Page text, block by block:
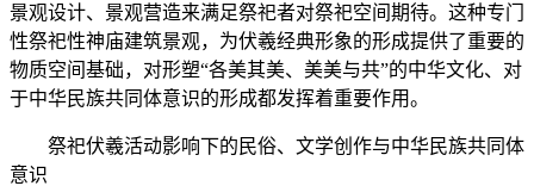
景观设计、景观营造来满足祭祀者对祭祀空间期待。这种专门
性祭祀性神庙建筑景观，为伏羲经典形象的形成提供了重要的
物质空间基础，对形塑“各美其美、美美与共”的中华文化、对
于中华民族共同体意识的形成都发挥着重要作用。
祭祀伏羲活动影响下的民俗、文学创作与中华民族共同体
意识